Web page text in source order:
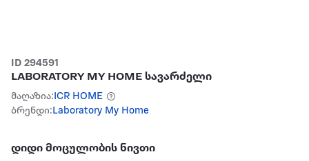
ID 294591
LABORATORY MY HOME სავარძელი
მაღაზია: ICR HOME
ბრენდი: Laboratory My Home
დიდი მოცულობის ნივთი